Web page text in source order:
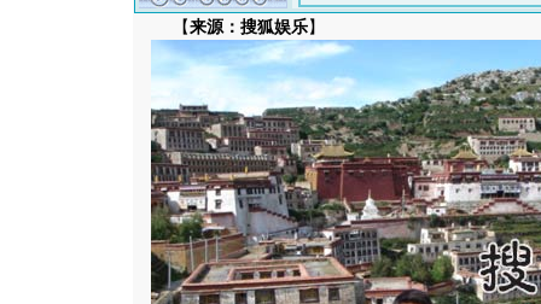
【来源：搜狐娱乐】